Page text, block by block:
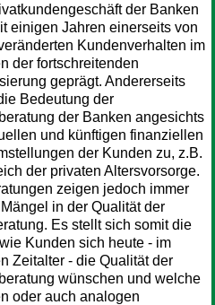
der Banken
einigen Jahren einerseits von
Kundenverhalten im
der fortschreitenden
geprägt. Andererseits
Bedeutung der
der Banken angesichts
und künftigen finanziellen
der Kunden zu, z.B.
der privaten Altersvorsorge.
zeigen jedoch immer
in der Qualität der
Es stellt sich somit die
Kunden sich heute - im
Zeitalter - die Qualität der
wünschen und welche
oder auch analogen